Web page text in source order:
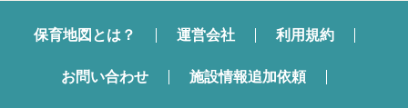
保育地図とは？ 運営会社 利用規約
お問い合わせ 施設情報追加依頼